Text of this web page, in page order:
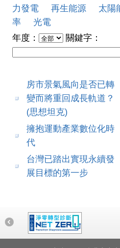
力發電
再生能源 太陽
率
光電
年度：
關鍵字：
房市景氣風向是否已轉
變而將重回成長軌道？
(思想坦克)
擁抱運動產業數位化時
代
台灣已踏出實現永續發
展目標的第一步